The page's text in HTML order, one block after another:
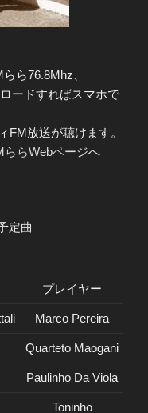
ら76.8Mhz、
ードすればスマホで
FM放送が聴けます。
ららWebページへ
定曲
プレイヤー
Marco Pereira
Quarteto Maogani
Paulinho Da Viola
Toninho